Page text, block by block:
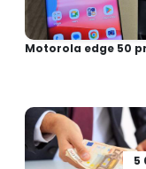
Motorola edge 50
5